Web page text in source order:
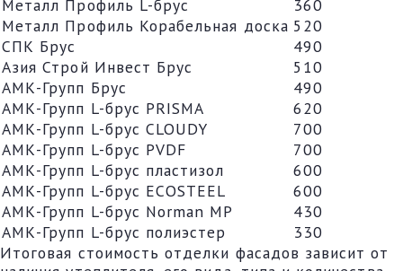
Металл Профиль L-брус
360
Металл Профиль Корабельная доска 520
СПК Брус
490
Азия Строй Инвест Брус
510
АМК-Групп Брус
490
АМК-Групп L-брус PRISMA
620
АМК-Групп L-брус CLOUDY
700
АМК-Групп L-брус PVDF
700
АМК-Групп L-брус пластизол
600
АМК-Групп L-брус ECOSTEEL
600
АМК-Групп L-брус Norman MP
430
АМК-Групп L-брус полиэстер
330
Итоговая стоимость отделки фасадов зависит от